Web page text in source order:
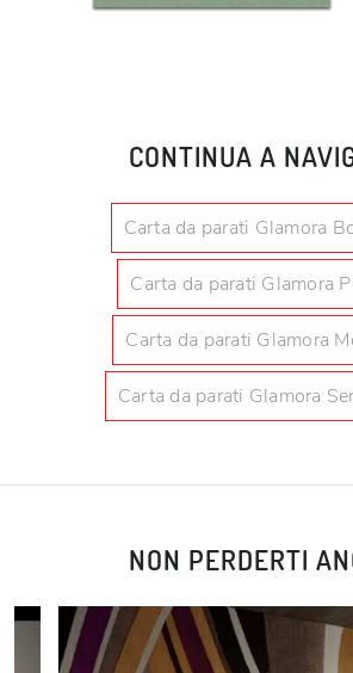
NON PERDERTI
CONTINUA A
Carta da parati Glamora
Carta da parati Glamora
Carta da parati Glamora
Carta da parati Glamora